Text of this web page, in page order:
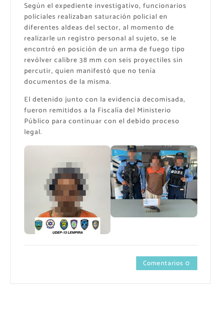
Según el expediente investigativo, funcionarios
policiales realizaban saturación policial en
diferentes aldeas del sector, al momento de
realizarle un registro personal al sujeto, se le
encontró en posición de un arma de fuego tipo
revólver calibre 38 mm con seis proyectiles sin
percutir, quien manifestó que no tenía
documentos de la misma.
El detenido junto con la evidencia decomisada,
fueron remitidos a la Fiscalía del Ministerio
Público para continuar con el debido proceso
legal.
Comentarios 0